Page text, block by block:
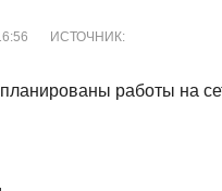
ИСТОЧНИК:
работы на